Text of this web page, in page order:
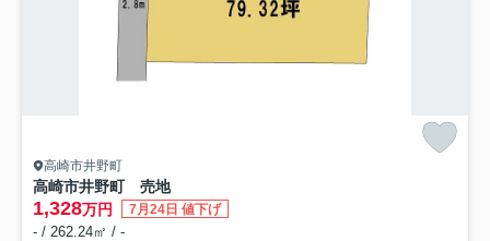
高崎市井野町
高崎市井野町 売地
1,328万円 7月24日 値下げ
- / 262.24㎡ / -